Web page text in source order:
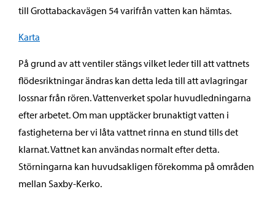
till Grottabackavägen 54 varifrån vatten kan hämtas.
Karta
På grund av att ventiler stängs vilket leder till att vattnets
flödesriktningar ändras kan detta leda till att avlagringar
lossnar från rören. Vattenverket spolar huvudledningarna
efter arbetet. Om man upptäcker brunaktigt vatten i
fastigheterna ber vi låta vattnet rinna en stund tills det
klarnat. Vattnet kan användas normalt efter detta.
Störningarna kan huvudsakligen förekomma på områden
mellan Saxby-Kerko.